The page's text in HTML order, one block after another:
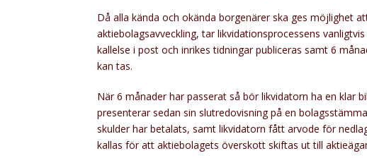
Då alla kända och okända borgenärer ska ges möjlighet
aktiebolagsavveckling, tar likvidationsprocessens
kallelse i post och inrikes tidningar publiceras samt 6
kan tas.
När 6 månader har passerat så bör likvidatorn ha en klar
presenterar sedan sin slutredovisning på en
skulder har betalats, samt likvidatorn fått arvode för
kallas för att aktiebolagets överskott skiftas ut till